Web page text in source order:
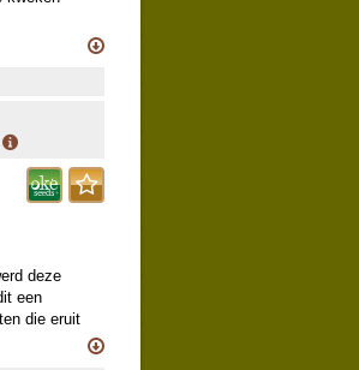
aanvullen.
deze
een
die eruit